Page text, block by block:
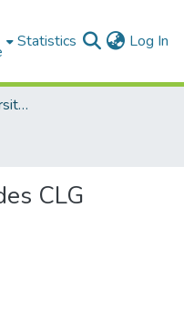
Statistics Log In
Collezioni Digitali Università della Calabria
CLG